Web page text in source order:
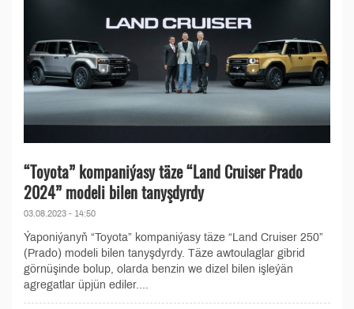
“Toyota” kompaniýasy täze “Land Cruiser Prado
2024” modeli bilen tanyşdyrdy
03.08.2023 - 14:50
Ýaponiýanyň “Toyota” kompaniýasy täze “Land Cruiser 250”
(Prado) modeli bilen tanyşdyrdy. Täze awtoulaglar gibrid
görnüşinde bolup, olarda benzin we dizel bilen işleýän
agregatlar üpjün ediler....